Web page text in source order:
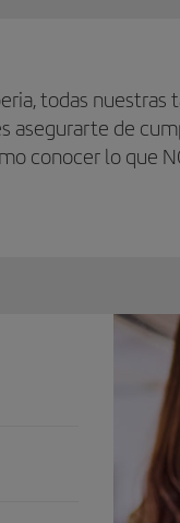
todas
asegurarte de
conocer lo que